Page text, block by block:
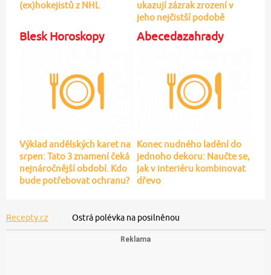
(ex)hokejistů z NHL
ukazují zázrak zrození v
jeho nejčistší podobě
Blesk Horoskopy
Výklad andělských karet na
srpen: Tato 3 znamení čeká
nejnáročnější období. Kdo
bude potřebovat ochranu?
Abecedazahrady
Konec nudného ladění do
jednoho dekoru: Naučte se,
jak v interiéru kombinovat
dřevo
Recepty.cz Ostrá polévka na posilněnou